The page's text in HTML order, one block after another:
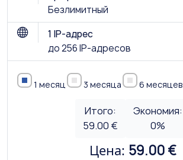
Безлимитный
1 IP-адрес
до 256 IP-адресов
1 месяц 3 месяца 6 месяцев
Итого:
59.00 €
Экономия:
0%
Цена: 59.00 €